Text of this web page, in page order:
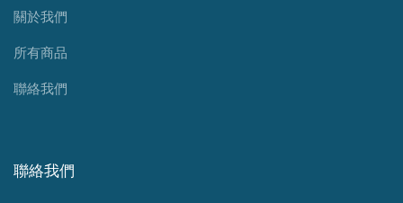
關於我們
所有商品
聯絡我們
聯絡我們